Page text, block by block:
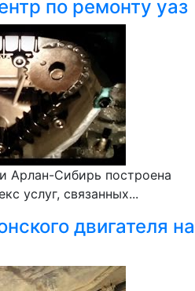
по ремонту уаз
Арлан-Сибирь построена
услуг, связанных...
двигателя на